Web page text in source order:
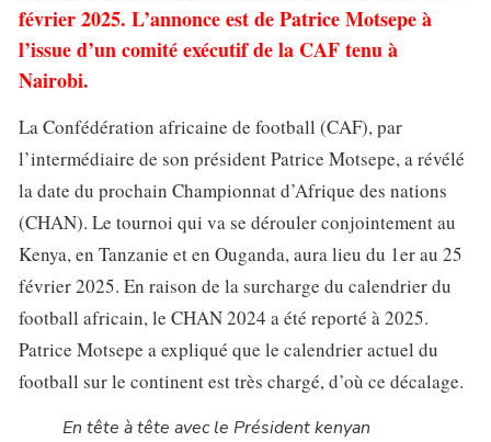
février 2025. L’annonce est de Patrice Motsepe à
l’issue d’un comité exécutif de la CAF tenu à
Nairobi.
La Confédération africaine de football (CAF), par
l’intermédiaire de son président Patrice Motsepe, a révélé
la date du prochain Championnat d’Afrique des nations
(CHAN). Le tournoi qui va se dérouler conjointement au
Kenya, en Tanzanie et en Ouganda, aura lieu du 1er au 25
février 2025. En raison de la surcharge du calendrier du
football africain, le CHAN 2024 a été reporté à 2025.
Patrice Motsepe a expliqué que le calendrier actuel du
football sur le continent est très chargé, d’où ce décalage.
En tête à tête avec le Président kenyan